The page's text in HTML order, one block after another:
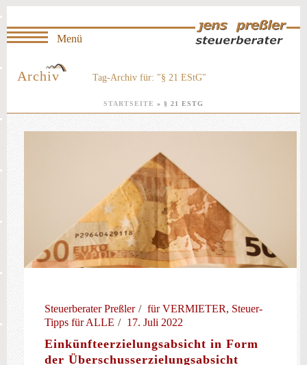
Archiv Tag-Archiv für: "§ 21 EStG"
STARTSEITE » § 21 ESTG
Steuerberater Preßler für VERMIETER, Steuer-
Tipps für ALLE
17. Juli 2022
Einkünfteerzielungsabsicht in Form
der Überschusserzielungsabsicht